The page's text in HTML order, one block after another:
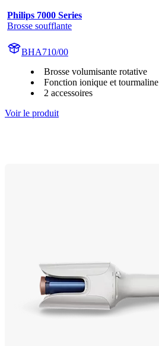
Philips 7000 Series
Brosse soufflante
BHA710/00
Brosse volumisante rotative
Fonction ionique et tourmaline
2 accessoires
Voir le produit